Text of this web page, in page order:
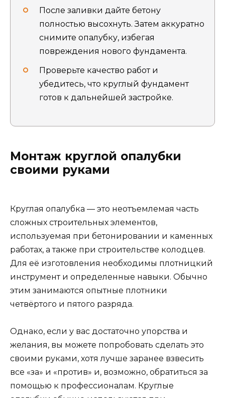
После заливки дайте бетону
полностью высохнуть. Затем аккуратно
снимите опалубку, избегая
повреждения нового фундамента.
Проверьте качество работ и
убедитесь, что круглый фундамент
готов к дальнейшей застройке.
Монтаж круглой опалубки
своими руками
Круглая опалубка — это неотъемлемая часть
сложных строительных элементов,
используемая при бетонировании и каменных
работах, а также при строительстве колодцев.
Для её изготовления необходимы плотницкий
инструмент и определенные навыки. Обычно
этим занимаются опытные плотники
четвёртого и пятого разряда.
Однако, если у вас достаточно упорства и
желания, вы можете попробовать сделать это
своими руками, хотя лучше заранее взвесить
все «за» и «против» и, возможно, обратиться за
помощью к профессионалам. Круглые